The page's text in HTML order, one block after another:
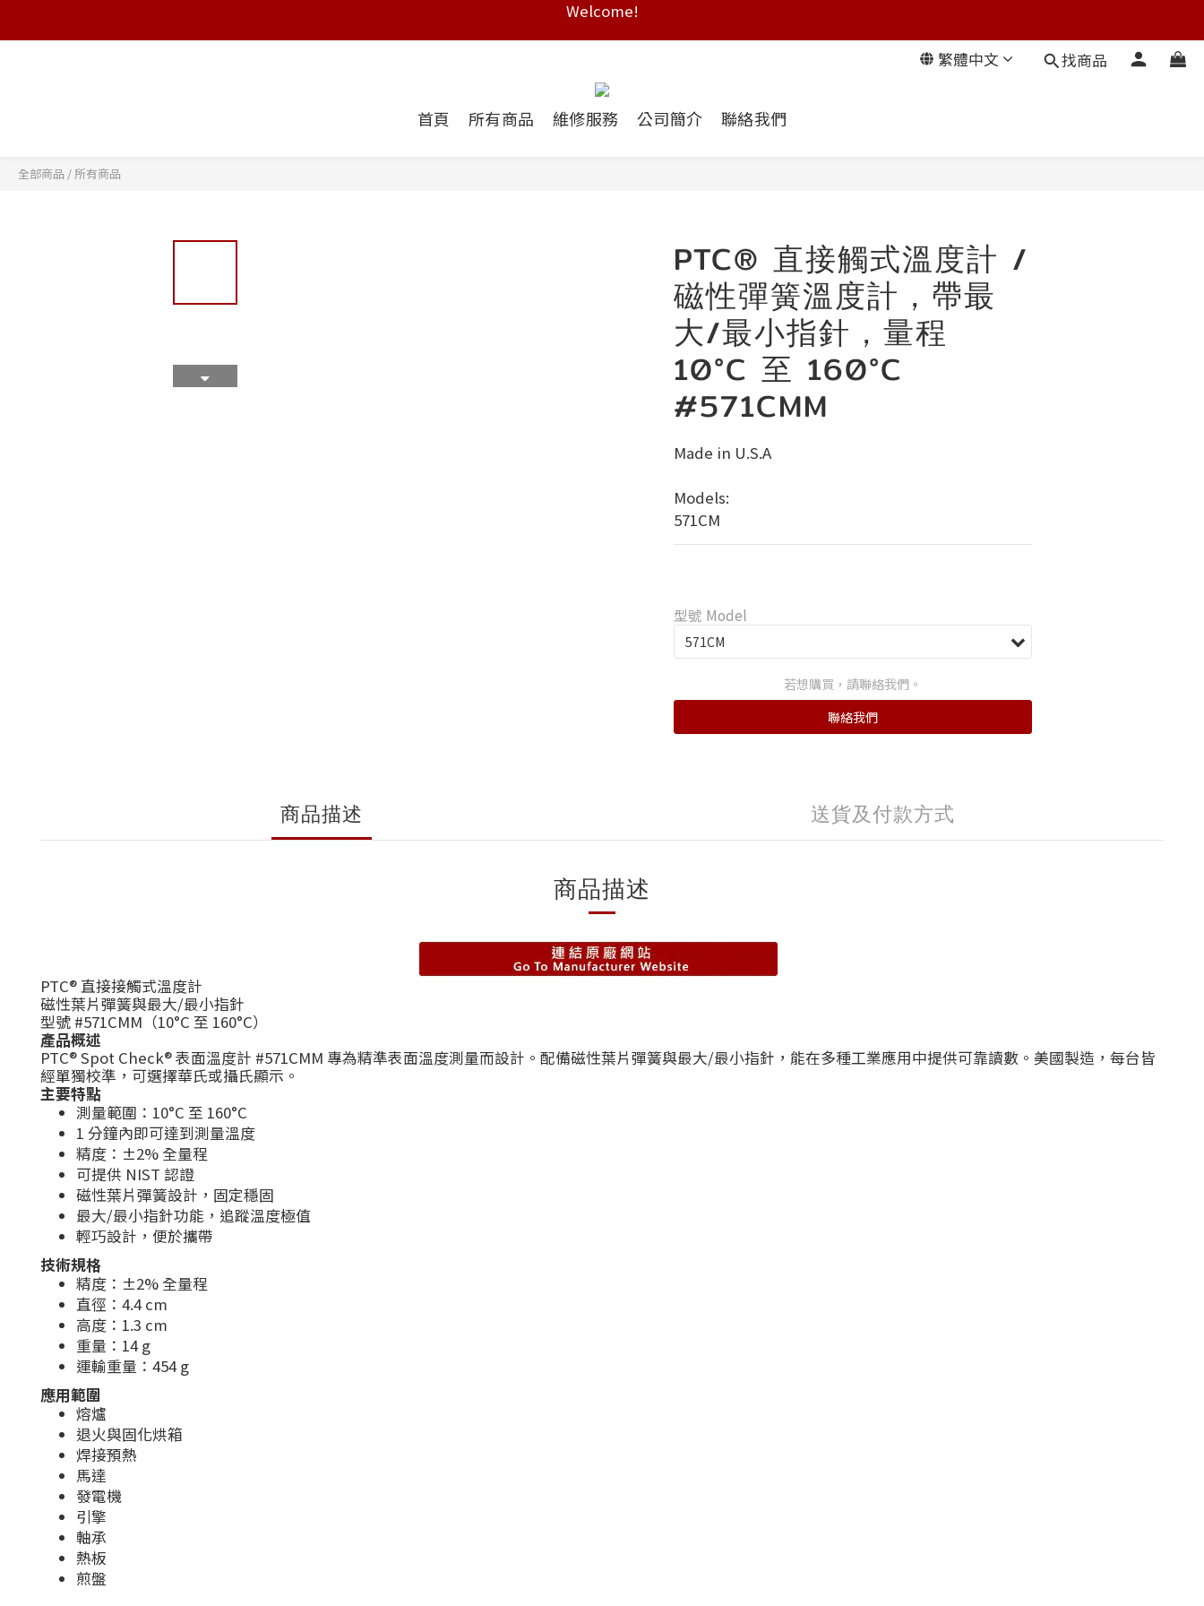
Free shipping on HK orders over $2000
繁體中文
找商品
首頁 所有商品 維修服務 公司簡介 聯絡我們
全部商品 / 所有商品
PTC® 直接觸式溫度計 /
磁性彈簧溫度計，帶最
大/最小指針，量程
10°C 至 160°C
#571CMM
Made in U.S.A
Models:
571CM
型號 Model
若想購買，請聯絡我們。
聯絡我們
商品描述 送貨及付款方式
商品描述
PTC® 直接接觸式溫度計
磁性葉片彈簧與最大/最小指針
型號 #571CMM（10°C 至 160°C）
產品概述
PTC® Spot Check® 表面溫度計 #571CMM 專為精準表面溫度測量而設計。配備磁性葉片彈簧與最大/最小指針，能在多種工業應用中提供可靠讀數。美國製造，每台皆
經單獨校準，可選擇華氏或攝氏顯示。
主要特點
測量範圍：10°C 至 160°C
1 分鐘內即可達到測量溫度
精度：±2% 全量程
可提供 NIST 認證
磁性葉片彈簧設計，固定穩固
最大/最小指針功能，追蹤溫度極值
輕巧設計，便於攜帶
技術規格
精度：±2% 全量程
直徑：4.4 cm
高度：1.3 cm
重量：14 g
運輸重量：454 g
應用範圍
熔爐
退火與固化烘箱
焊接預熱
馬達
發電機
引擎
軸承
熱板
煎盤